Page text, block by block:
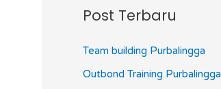
Post Terbaru
Team building Purbalingga
Outbond Training Purbalingga